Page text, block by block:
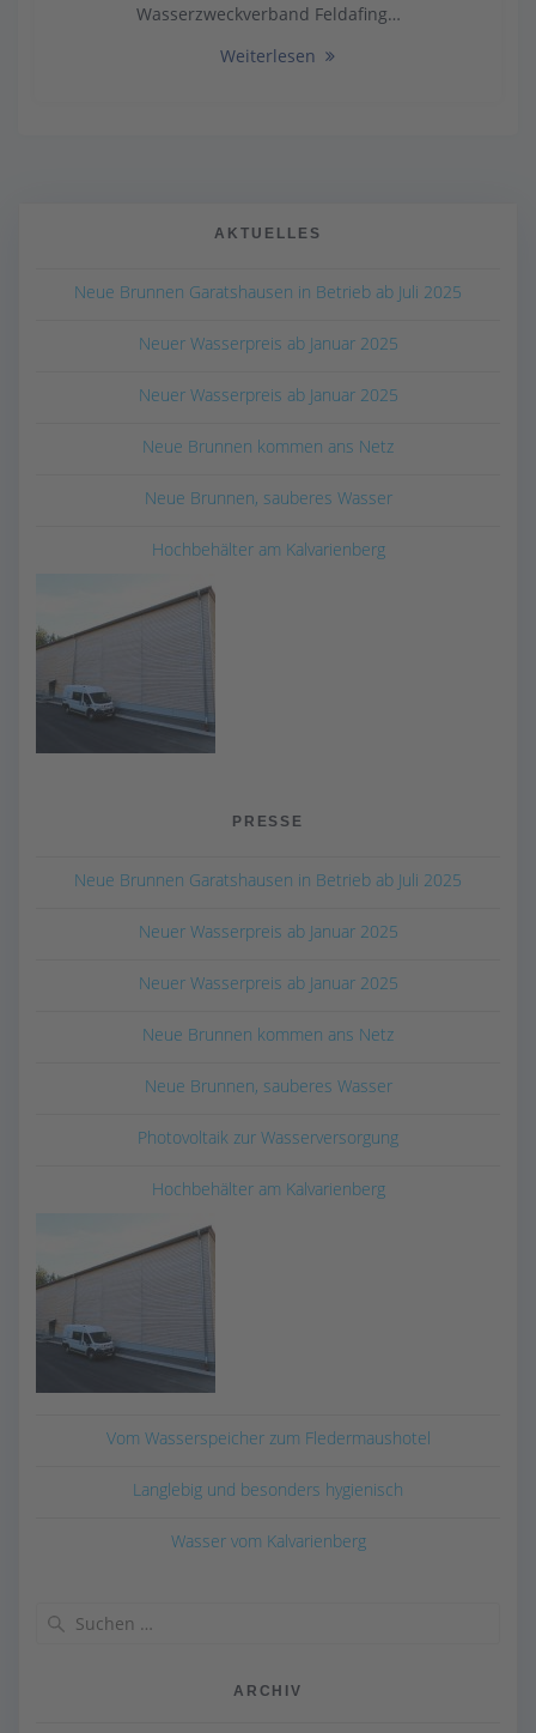
Wasserzweckverband Feldafing…
Weiterlesen
AKTUELLES
Neue Brunnen Garatshausen in Betrieb ab Juli 2025
Neuer Wasserpreis ab Januar 2025
Neuer Wasserpreis ab Januar 2025
Neue Brunnen kommen ans Netz
Neue Brunnen, sauberes Wasser
Hochbehälter am Kalvarienberg
PRESSE
Neue Brunnen Garatshausen in Betrieb ab Juli 2025
Neuer Wasserpreis ab Januar 2025
Neuer Wasserpreis ab Januar 2025
Neue Brunnen kommen ans Netz
Neue Brunnen, sauberes Wasser
Photovoltaik zur Wasserversorgung
Hochbehälter am Kalvarienberg
Vom Wasserspeicher zum Fledermaushotel
Langlebig und besonders hygienisch
Wasser vom Kalvarienberg
ARCHIV